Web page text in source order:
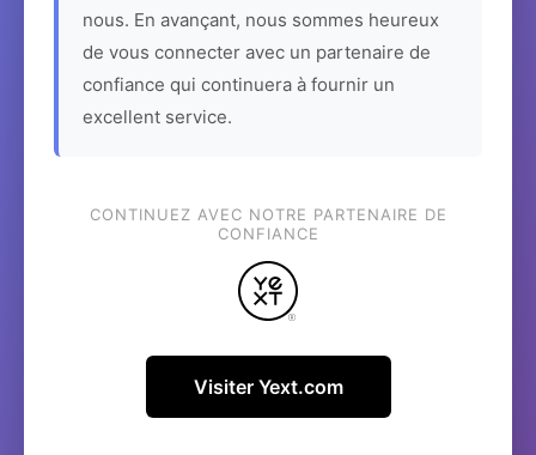
nous. En avançant, nous sommes heureux
de vous connecter avec un partenaire de
confiance qui continuera à fournir un
excellent service.
CONTINUEZ AVEC NOTRE PARTENAIRE DE
CONFIANCE
Visiter Yext.com